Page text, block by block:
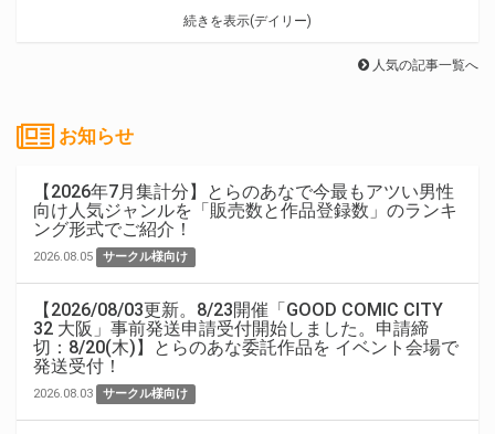
続きを表示(デイリー)
人気の記事一覧へ
お知らせ
【2026年7月集計分】とらのあなで今最もアツい男性
向け人気ジャンルを「販売数と作品登録数」のランキ
ング形式でご紹介！
2026.08.05 サークル様向け
【2026/08/03更新。8/23開催「GOOD COMIC CITY
32 大阪」事前発送申請受付開始しました。申請締
切：8/20(木)】とらのあな委託作品を イベント会場で
発送受付！
2026.08.03 サークル様向け